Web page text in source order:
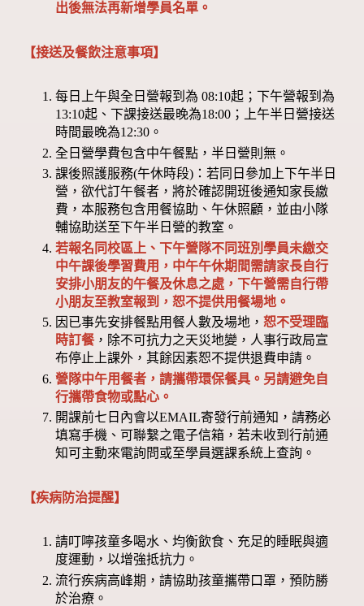
出後無法再新增學員名單。
【接送及餐飲注意事項】
每日上午與全日營報到為 08:10起；下午營報到為
13:10起、下課接送最晚為18:00；上午半日營接送
時間最晚為12:30。
全日營學費包含中午餐點，半日營則無。
課後照護服務(午休時段)：若同日參加上下午半日
營，欲代訂午餐者，將於確認開班後通知家長繳
費，本服務包含用餐協助、午休照顧，並由小隊
輔協助送至下午半日營的教室。
若報名同校區上、下午營隊不同班別學員未繳交
中午課後學習費用，中午午休期間需請家長自行
安排小朋友的午餐及休息之處，下午營需自行帶
小朋友至教室報到，恕不提供用餐場地。
因已事先安排餐點用餐人數及場地，恕不受理臨
時訂餐，除不可抗力之天災地變，人事行政局宣
布停止上課外，其餘因素恕不提供退費申請。
營隊中午用餐者，請攜帶環保餐具。另請避免自
行攜帶食物或點心。
開課前七日內會以EMAIL寄發行前通知，請務必
填寫手機、可聯繫之電子信箱，若未收到行前通
知可主動來電詢問或至學員選課系統上查詢。
【疾病防治提醒】
請叮嚀孩童多喝水、均衡飲食、充足的睡眠與適
度運動，以增強抵抗力。
流行疾病高峰期，請協助孩童攜帶口罩，預防勝
於治療。